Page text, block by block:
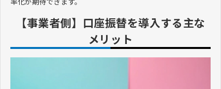
【事業者側】口座振替を導入する主な
メリット